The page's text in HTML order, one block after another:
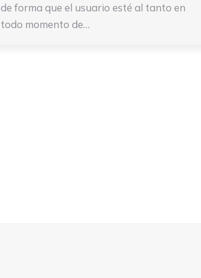
de forma que el usuario esté al tanto en
todo momento de…